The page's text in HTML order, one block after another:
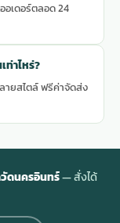
อเดอร์ตลอด 24
าไหร่?
ายสไตล์ ฟรีค่าจัดส่ง
ดนครอินทร์— สั่งได้